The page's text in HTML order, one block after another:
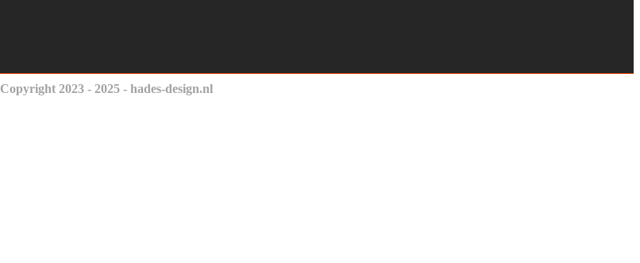
Copyright 2023 - 2025 - hades-design.nl